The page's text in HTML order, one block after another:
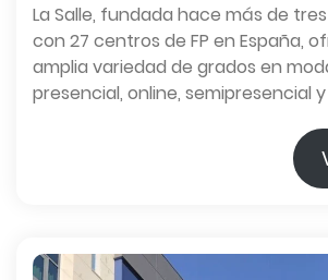
La Salle, fundada hace más de
con 27 centros de FP en España,
amplia variedad de grados en
presencial, online, semipresencial y